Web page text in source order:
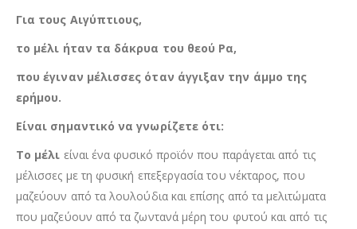
Για τους Αιγύπτιους,
το μέλι ήταν τα δάκρυα του θεού Ρα,
που έγιναν μέλισσες όταν άγγιξαν την άμμο της
ερήμου.
Είναι σημαντικό να γνωρίζετε ότι:
Το μέλι είναι ένα φυσικό προϊόν που παράγεται από τις
μέλισσες με τη φυσική επεξεργασία του νέκταρος, που
μαζεύουν από τα λουλούδια και επίσης από τα μελιτώματα
που μαζεύουν από τα ζωντανά μέρη του φυτού και από τις